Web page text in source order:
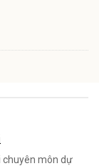
chuyên môn dự